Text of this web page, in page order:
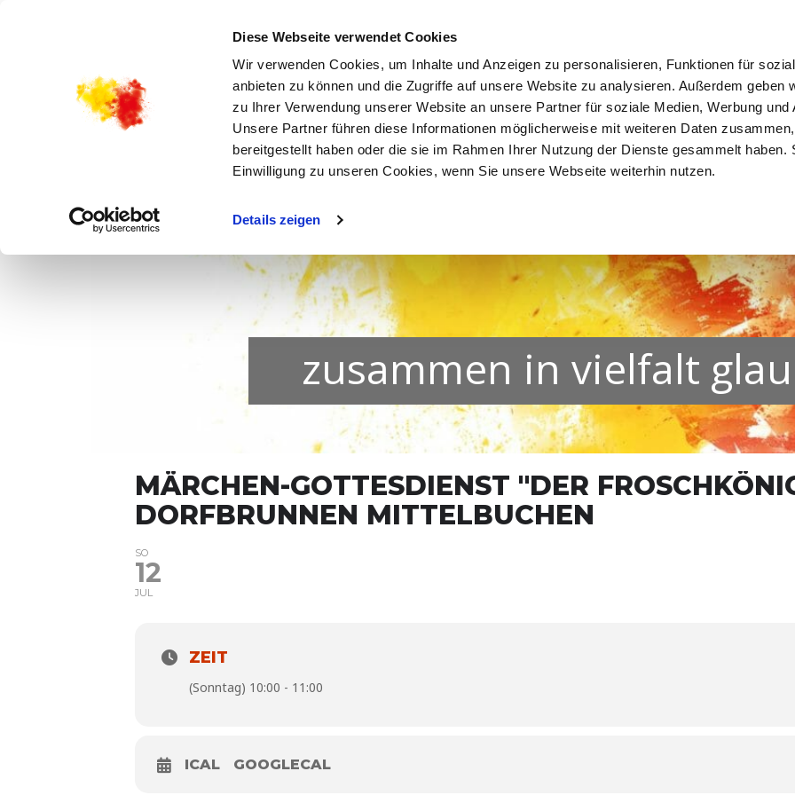
Diese Webseite verwendet Cookies
Wir verwenden Cookies, um Inhalte und Anzeigen zu personalisieren, Funktionen für
anbieten zu können und die Zugriffe auf unsere Website zu analysieren. Außerdem geben
zu Ihrer Verwendung unserer Website an unsere Partner für soziale Medien, Werbung und
Unsere Partner führen diese Informationen möglicherweise mit weiteren Daten
bereitgestellt haben oder die sie im Rahmen Ihrer Nutzung der Dienste gesammelt haben.
Einwilligung zu unseren Cookies, wenn Sie unsere Webseite weiterhin nutzen.
Details zeigen
zusammen in vielfalt
MÄRCHEN-GOTTESDIENST "DER
DORFBRUNNEN MITTELBUCHEN
SO
12
JUL
ZEIT
(Sonntag) 10:00 - 11:00
ICAL GOOGLECAL